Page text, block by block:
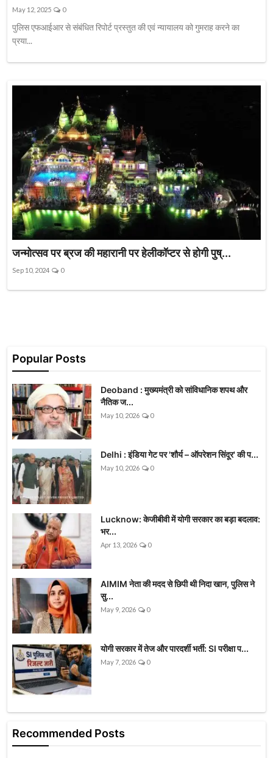
May 12, 2025 0
पुलिस एफआईआर से संबंधित रिपोर्ट प्रस्तुत की एवं न्यायालय को गुमराह करने का
प्रया...
जन्मोत्सव पर ब्रज की महारानी पर हेलीकॉप्टर से होगी पुष्...
Sep 10, 2024 0
Popular Posts
Deoband : मुख्यमंत्री को सांविधानिक शपथ और
नैतिक ज...
May 10, 2026 0
Delhi : इंडिया गेट पर 'शौर्य – ऑपरेशन सिंदूर' की प...
May 10, 2026 0
Lucknow: केजीबीवी में योगी सरकार का बड़ा बदलाव:
भर...
Apr 13, 2026 0
AIMIM नेता की मदद से छिपी थी निदा खान, पुलिस ने
सु...
May 9, 2026 0
योगी सरकार में तेज और पारदर्शी भर्ती: SI परीक्षा प...
May 7, 2026 0
Recommended Posts